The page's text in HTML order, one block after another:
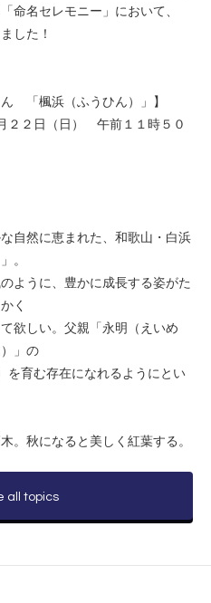
命名セレモニー」において、
した！
「楓浜（ふうひん）」】
２２日（日） 午前１１時５０
自然に恵まれた、和歌山・白浜
。
ように、豊かに成長する姿がた
く
欲しい。父親「永明（えいめ
」の
を育む存在になれるようにとい
秋になると美しく紅葉する。
all topics